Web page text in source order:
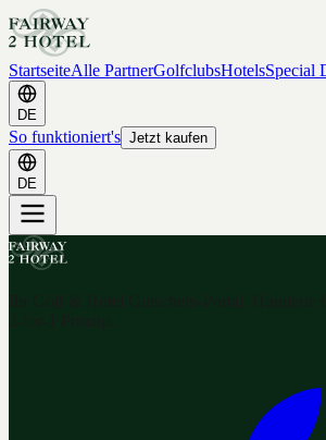
StartseiteAlle PartnerGolfclubsHotelsSpecial
DE
So funktioniert's Jetzt kaufen
DE